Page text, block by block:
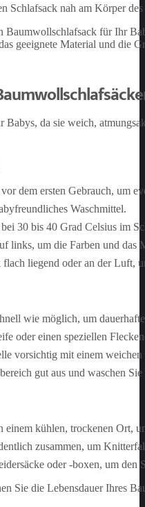
Schlafsack nah am Körper
für Ihr
geeignete Material und die
da sie weich,
dem ersten Gebrauch, um
Waschmittel.
30 bis 40 Grad Celsius im
links, um die Farben und das
flach liegend oder an der Luft,
wie möglich, um
oder einen speziellen
vorsichtig mit einem
gut aus und waschen
einem kühlen, trockenen Ort,
zusammen, um
oder -boxen, um den
Sie die Lebensdauer Ihres